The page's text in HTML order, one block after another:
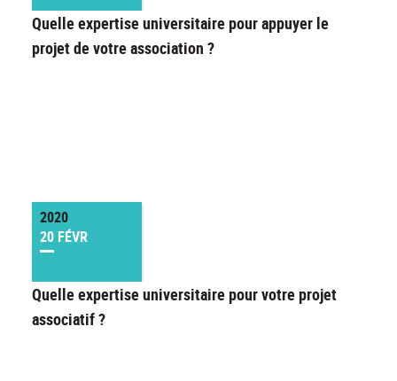
Quelle expertise universitaire pour appuyer le
projet de votre association ?
2020
20 FÉVR
Quelle expertise universitaire pour votre projet
associatif ?